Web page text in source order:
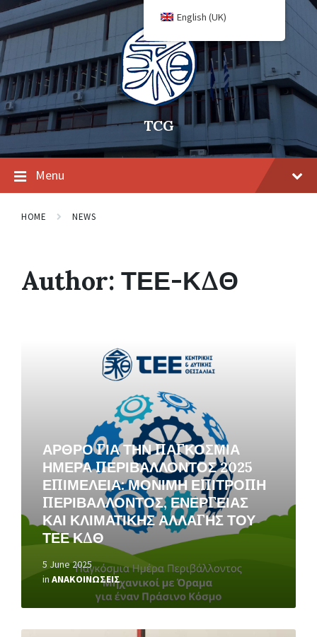
TCG
Menu
HOME NEWS
Author: ΤΕΕ-ΚΔΘ
ΑΡΘΡΟ ΓΙΑ ΤΗΝ ΠΑΓΚΟΣΜΙΑ
ΗΜΕΡΑ ΠΕΡΙΒΑΛΛΟΝΤΟΣ 2025
ΕΠΙΜΕΛΕΙΑ: ΜΟΝΙΜΗ ΕΠΙΤΡΟΠΗ
ΠΕΡΙΒΑΛΛΟΝΤΟΣ, ΕΝΕΡΓΕΙΑΣ
ΚΑΙ ΚΛΙΜΑΤΙΚΗΣ ΑΛΛΑΓΗΣ ΤΟΥ
ΤΕΕ ΚΔΘ
5 June 2025
in ΑΝΑΚΟΙΝΩΣΕΙΣ
English (UK)